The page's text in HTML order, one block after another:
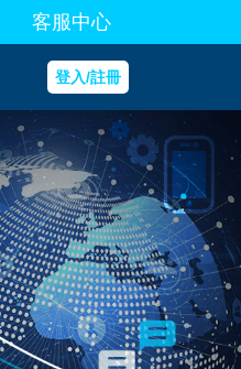
客服中心
登入/註冊